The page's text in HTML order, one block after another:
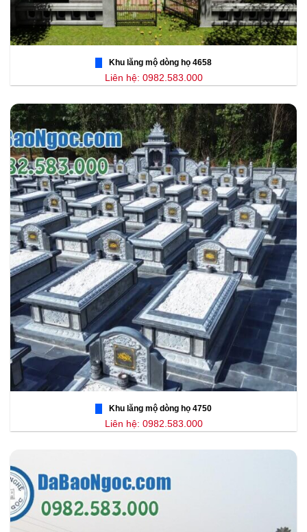
Khu lăng mộ dòng họ 4658
Liên hệ: 0982.583.000
Khu lăng mộ dòng họ 4750
Liên hệ: 0982.583.000